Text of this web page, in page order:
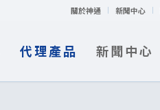
關於神通 新聞中心
代理產品 新聞中心